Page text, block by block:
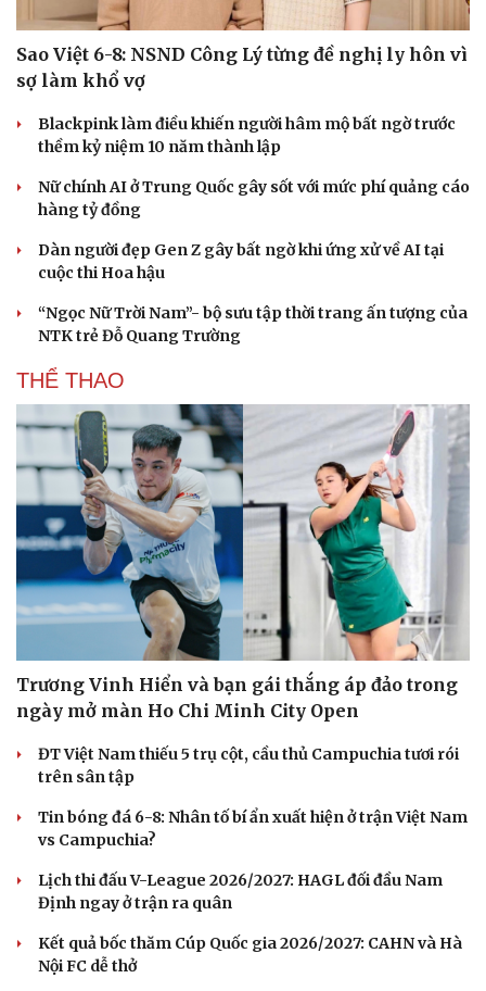
Du lịch
Tư vấn
Săn Tour
check-in
Câu chuyện thời sự
Đọc truyện đêm khuya
Cửa sổ tình yêu
Kể chuyện cho bé
Hạt giống tâm hồn
Sao Việt 6-8: NSND Công Lý từng đề nghị ly hôn vì
sợ làm khổ vợ
Blackpink làm điều khiến người hâm mộ bất ngờ trước
thềm kỷ niệm 10 năm thành lập
Nữ chính AI ở Trung Quốc gây sốt với mức phí quảng cáo
hàng tỷ đồng
Dàn người đẹp Gen Z gây bất ngờ khi ứng xử về AI tại
cuộc thi Hoa hậu
“Ngọc Nữ Trời Nam”- bộ sưu tập thời trang ấn tượng của
NTK trẻ Đỗ Quang Trường
THỂ THAO
Trương Vinh Hiển và bạn gái thắng áp đảo trong
ngày mở màn Ho Chi Minh City Open
ĐT Việt Nam thiếu 5 trụ cột, cầu thủ Campuchia tươi rói
trên sân tập
Tin bóng đá 6-8: Nhân tố bí ẩn xuất hiện ở trận Việt Nam
vs Campuchia?
Lịch thi đấu V-League 2026/2027: HAGL đối đầu Nam
Định ngay ở trận ra quân
Kết quả bốc thăm Cúp Quốc gia 2026/2027: CAHN và Hà
Nội FC dễ thở